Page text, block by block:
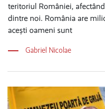
teritoriul României,
dintre noi. România are
acești oameni sunt
Gabriel Nicolae